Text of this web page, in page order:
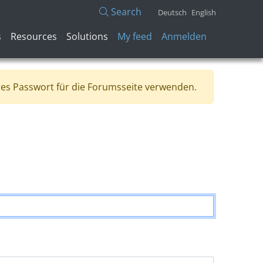
Search Deutsch English
Resources Solutions Benutzermenü
My feed Anmelden
Passwort für die Forumsseite verwenden.